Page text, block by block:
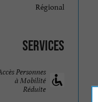
Régional
Services
Personnes
à Mobilité
Réduite